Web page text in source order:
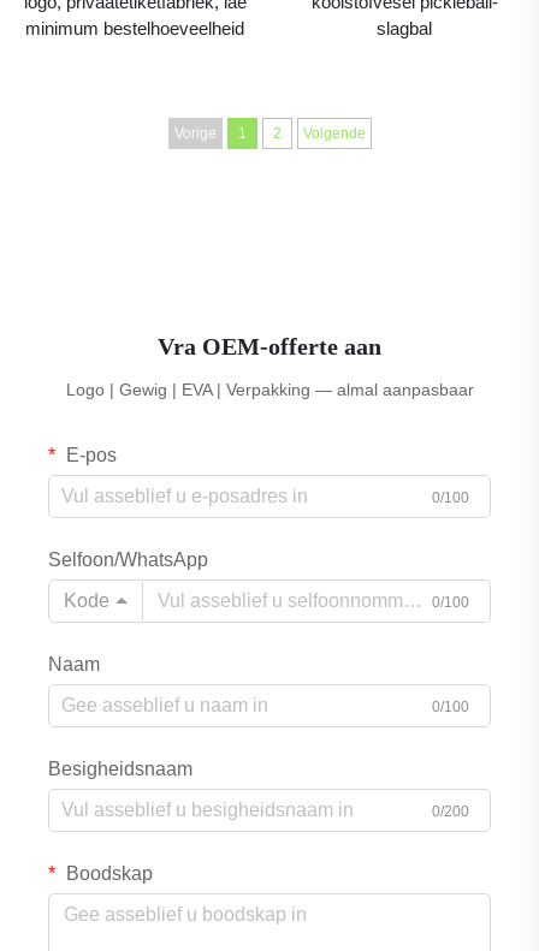
minimum bestelhoeveelheid
slagbal
Vorige 1 2 Volgende
Vra OEM-offerte aan
Logo | Gewig | EVA | Verpakking — almal aanpasbaar
E-pos
0/100
Selfoon/WhatsApp
Kode
0/100
Naam
0/100
Besigheidsnaam
0/200
Boodskap